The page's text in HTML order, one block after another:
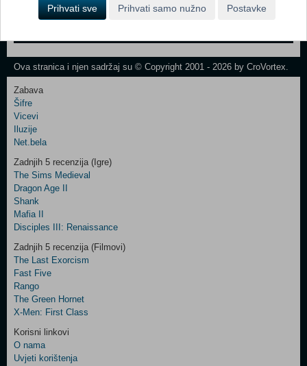
Control
One
Newsletter
Control
Field
Two
Newsletter
Control
Field
Three
Newsletter
Ova stranica i njen sadržaj su © Copyright 2001 - 2026 by CroVortex.
Zabava
Šifre
Vicevi
Iluzije
Net.bela
Zadnjih 5 recenzija (Igre)
The Sims Medieval
Dragon Age II
Shank
Mafia II
Disciples III: Renaissance
Zadnjih 5 recenzija (Filmovi)
The Last Exorcism
Fast Five
Rango
The Green Hornet
X-Men: First Class
Korisni linkovi
O nama
Uvjeti korištenja
Prihvati sve Prihvati samo nužno Postavke